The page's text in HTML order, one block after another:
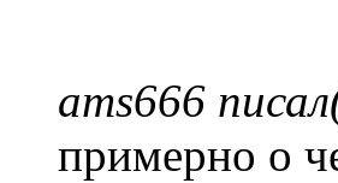
ams666
примерно о